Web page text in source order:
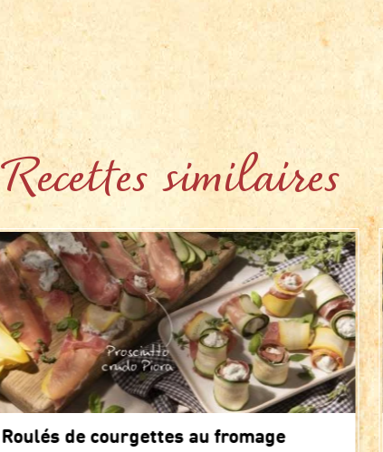
Recettes similaires
Roulés de courgettes au fromage